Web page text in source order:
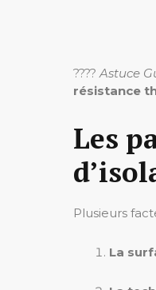
????Astuce
résistance
Les
Plusieurs
La